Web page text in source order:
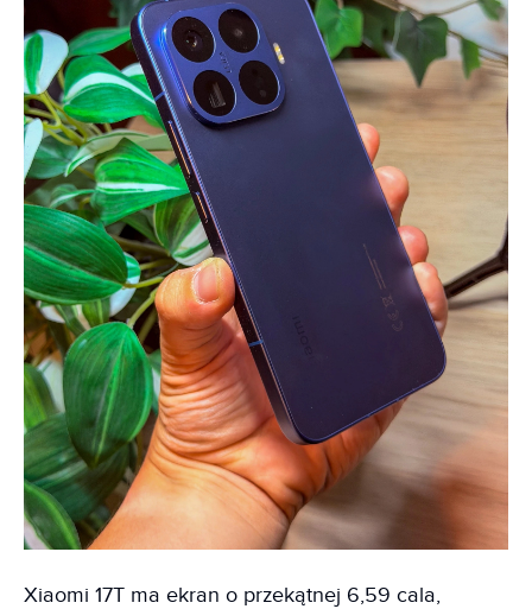
Xiaomi 17T ma ekran o przekątnej 6,59 cala,